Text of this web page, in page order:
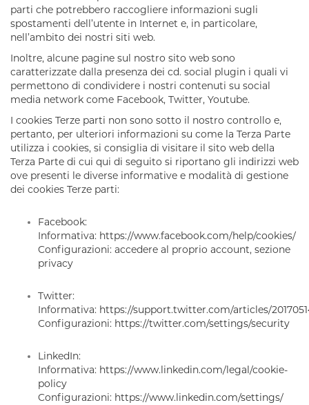
parti che potrebbero raccogliere informazioni sugli
spostamenti dell’utente in Internet e, in particolare,
nell’ambito dei nostri siti web.
Inoltre, alcune pagine sul nostro sito web sono
caratterizzate dalla presenza dei cd. social plugin i quali vi
permettono di condividere i nostri contenuti su social
media network come Facebook, Twitter, Youtube.
I cookies Terze parti non sono sotto il nostro controllo e,
pertanto, per ulteriori informazioni su come la Terza Parte
utilizza i cookies, si consiglia di visitare il sito web della
Terza Parte di cui qui di seguito si riportano gli indirizzi web
ove presenti le diverse informative e modalità di gestione
dei cookies Terze parti:
Facebook:
Informativa: https://www.facebook.com/help/cookies/
Configurazioni: accedere al proprio account, sezione
privacy
Twitter:
Informativa: https://support.twitter.com/articles/
Configurazioni: https://twitter.com/settings/security
LinkedIn:
Informativa: https://www.linkedin.com/legal/cookie-
policy
Configurazioni: https://www.linkedin.com/settings/